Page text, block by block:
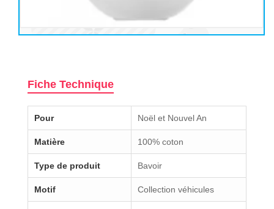
Fiche Technique
Pour Noël et Nouvel An
Matière 100% coton
Type de produit Bavoir
Motif Collection véhicules